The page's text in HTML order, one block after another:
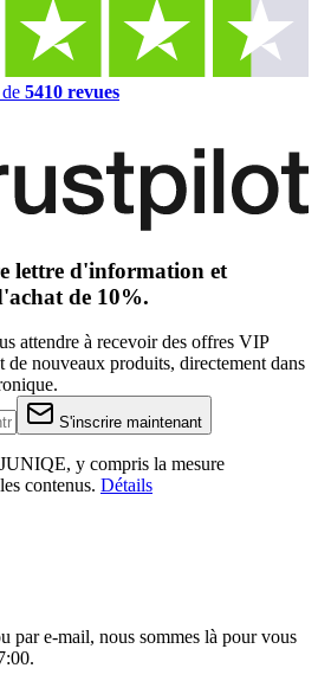
5410 revues
lettre d'information et
de 10%.
attendre à recevoir des offres VIP
de nouveaux produits, directement dans
S'inscrire maintenant
y compris la mesure
contenus. Détails
par e-mail, nous sommes là pour vous